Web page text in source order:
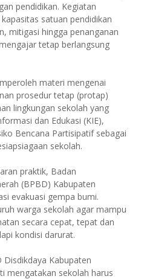
pendidikan. Kegiatan
satuan pendidikan
mitigasi hingga penanganan
tetap berlangsung
materi mengenai
prosedur tetap (protap)
lingkungan sekolah yang
dan Edukasi (KIE),
Bencana Partisipatif sebagai
sekolah.
praktik, Badan
(BPBD) Kabupaten
evakuasi gempa bumi.
warga sekolah agar mampu
secara cepat, tepat dan
kondisi darurat.
Disdikdaya Kabupaten
mengatakan sekolah harus